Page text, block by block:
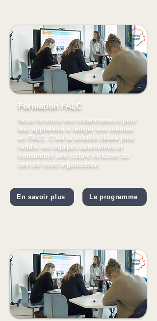
Formation FALC
Nous formons vos collaborateurs pour
leur apprendre à rédiger eux-mêmes
en FALC. C'est la solution idéale pour
rendre vos équipes autonomes et
transmettre une culture inclusive au
sein de votre organisation.
En savoir plus Le programme